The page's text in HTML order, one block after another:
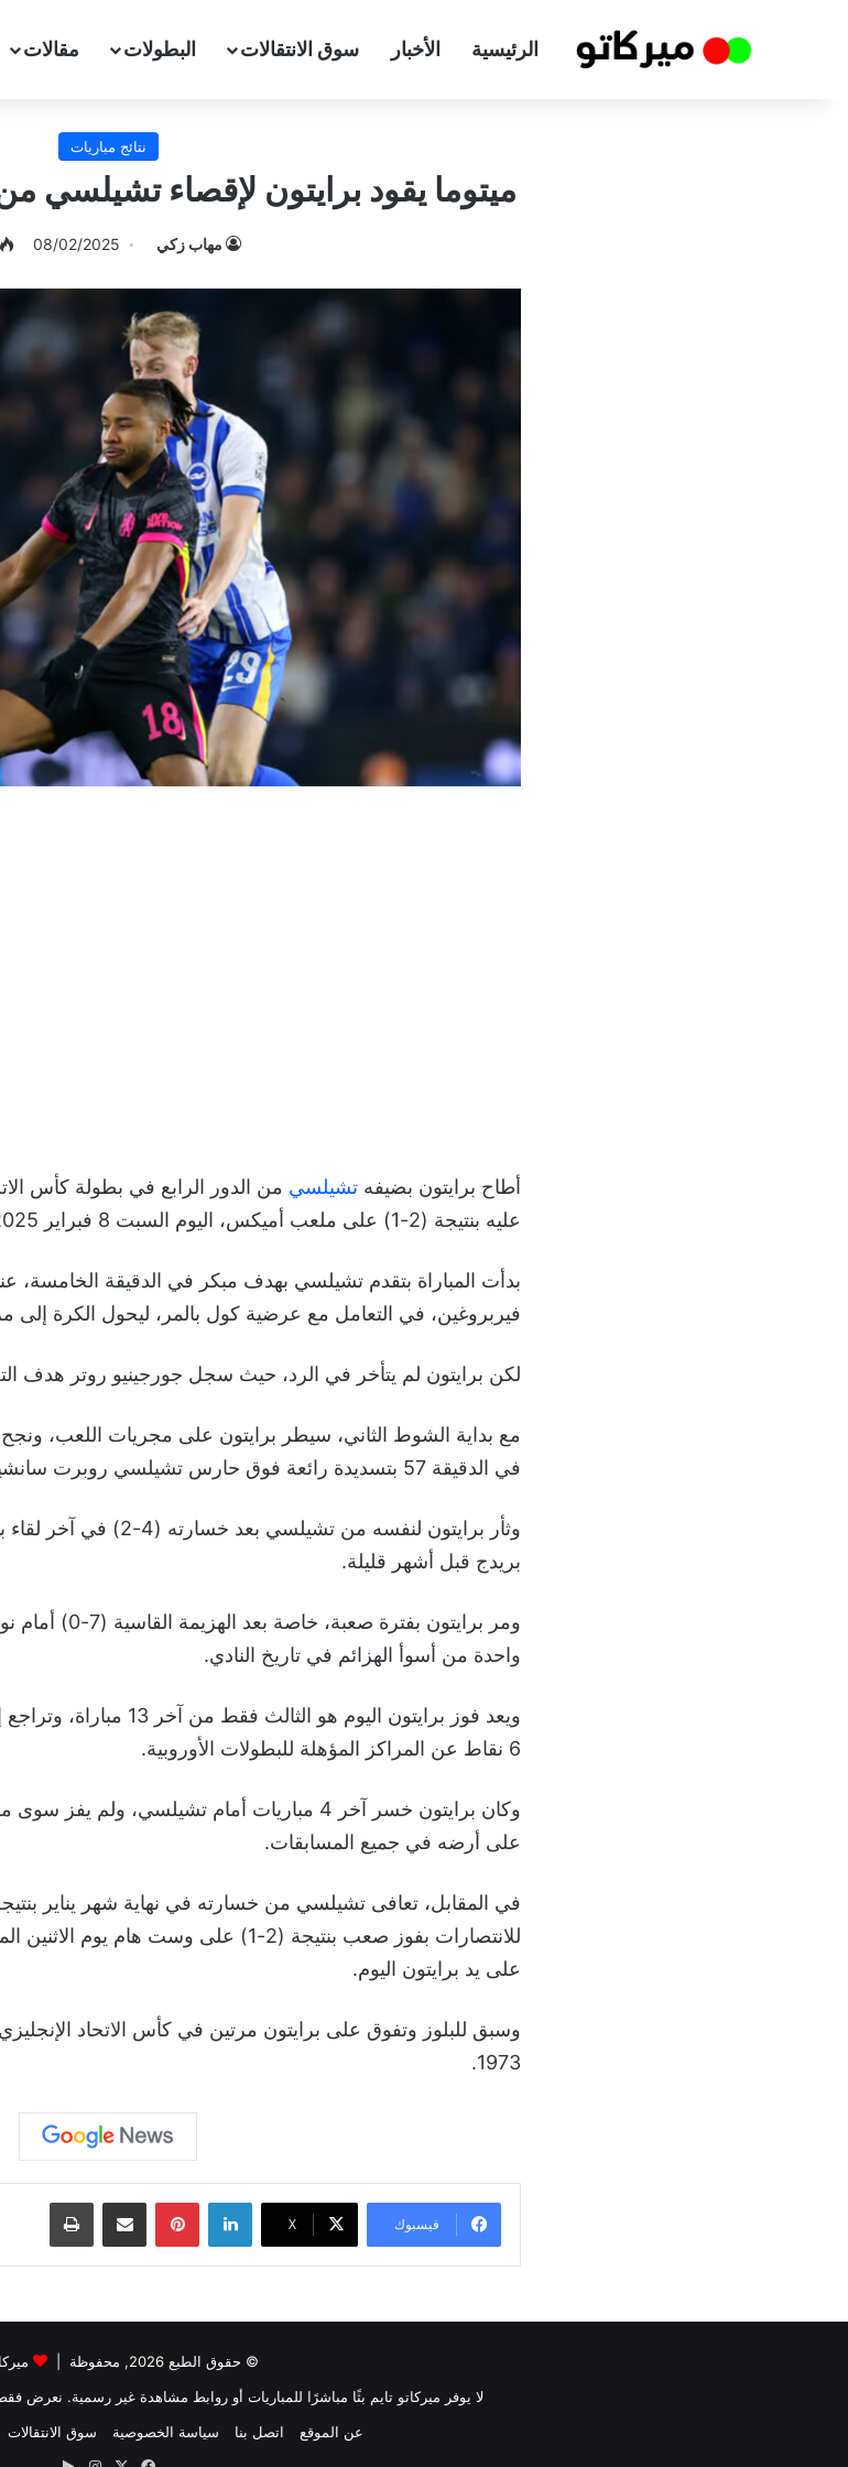
الرئيسية الأخبار سوق الانتقالات البطولات مقالات
نتائج مباريات
ميتوما يقود برايتون لإقصاء تشيلسي
مهاب زكي 08/02/2025
أطاح برايتون بضيفه تشيلسي
عليه بنتيجة (2-1) على ملعب أميكس، اليوم السبت 8 فبراير 2025
بدأت المباراة بتقدم تشيلسي بهدف مبكر في الدقيقة الخامسة،
فيربروغين، في التعامل مع عرضية كول بالمر، ليحول الكرة إلى
لكن برايتون لم يتأخر في الرد، حيث سجل جورجينيو روتر هدف التعادل في
مع بداية الشوط الثاني، سيطر برايتون على مجريات اللعب، ونجح
في الدقيقة 57 بتسديدة رائعة فوق حارس تشيلسي روبرت سانشيز.
وثأر برايتون لنفسه من
بريدج قبل أشهر قليلة.
ومر برايتون
واحدة من أسوأ الهزائم في تاريخ النادي.
ويعد فوز برايتون اليوم هو
6 نقاط عن المراكز المؤهلة للبطولات الأوروبية.
على أرضه في جميع المسابقات.
للانتصارات بفوز صعب بنتيجة (2-1) على وست
على يد برايتون اليوم.
1973.
فيسبوك ‫X
لينكدإن بينتيريست
© حقوق الطبع 2026, محفوظة |
لا يوفر ميركاتو تايم بثًا مباشرًا للمباريات أو روابط مشاهدة غير رسمية. نعرض
عن الموقع
اتصل بنا سياسة الخصوصية سوق الانتقالات